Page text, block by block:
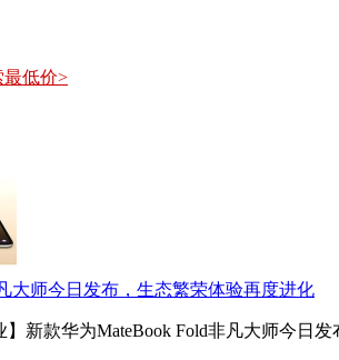
最低价>
大师今日发布，生态繁荣体验再度进化
】新款华为MateBook Fold非凡大师今日